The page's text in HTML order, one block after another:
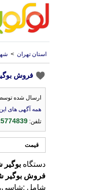
استان تهران >
فروش بوگیر شیر 5
ارسال شده
همه آگهی های این
تلفن:
قیمت
دستگاه بوگیر
فروش بوگیر
شامل